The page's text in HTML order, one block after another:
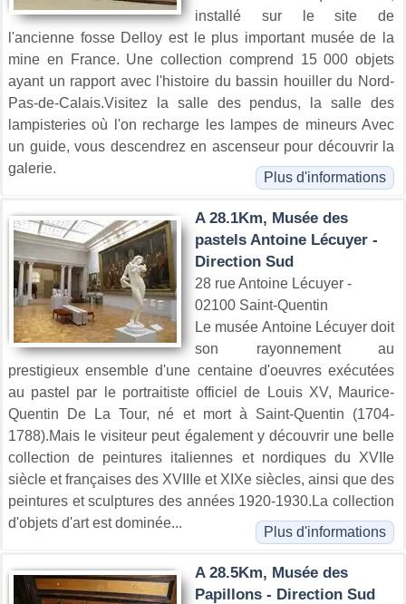
installé sur le site de
l'ancienne fosse Delloy est le plus important musée de la
mine en France. Une collection comprend 15 000 objets
ayant un rapport avec l'histoire du bassin houiller du Nord-
Pas-de-Calais.Visitez la salle des pendus, la salle des
lampisteries où l'on recharge les lampes de mineurs Avec
un guide, vous descendrez en ascenseur pour découvrir la
galerie.
Plus d'informations
A 28.1Km, Musée des
pastels Antoine Lécuyer -
Direction Sud
28 rue Antoine Lécuyer -
02100 Saint-Quentin
Le musée Antoine Lécuyer doit
son rayonnement au
prestigieux ensemble d'une centaine d'oeuvres exécutées
au pastel par le portraitiste officiel de Louis XV, Maurice-
Quentin De La Tour, né et mort à Saint-Quentin (1704-
1788).Mais le visiteur peut également y découvrir une belle
collection de peintures italiennes et nordiques du XVIIe
siècle et françaises des XVIIIe et XIXe siècles, ainsi que des
peintures et sculptures des années 1920-1930.La collection
d'objets d'art est dominée...
Plus d'informations
A 28.5Km, Musée des
Papillons - Direction Sud